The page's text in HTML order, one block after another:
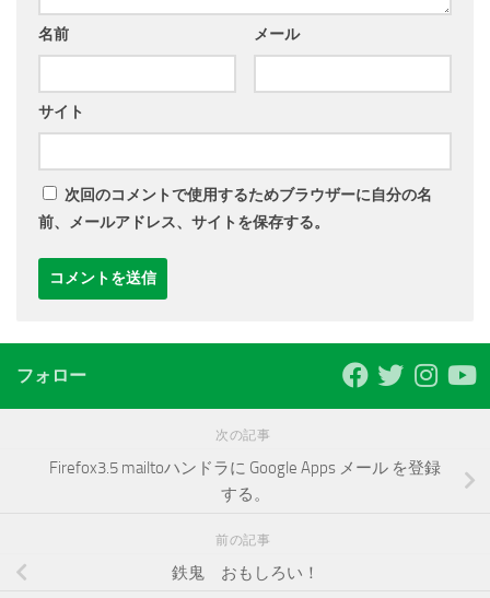
名前 メール
サイト
次回のコメントで使用するためブラウザーに自分の名
前、メールアドレス、サイトを保存する。
フォロー
次の記事
Firefox3.5 mailtoハンドラに Google Apps メール を登録
する。
前の記事
鉄鬼 おもしろい！